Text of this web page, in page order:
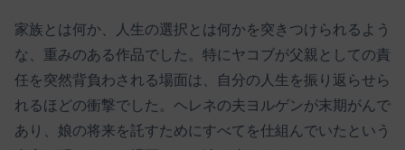
家族とは何か、人生の選択とは何かを突きつけられるよう
な、重みのある作品でした。特にヤコブが父親としての責
任を突然背負わされる場面は、自分の人生を振り返らせら
れるほどの衝撃でした。ヘレネの夫ヨルゲンが末期がんで
あり、娘の将来を託すためにすべてを仕組んでいたという